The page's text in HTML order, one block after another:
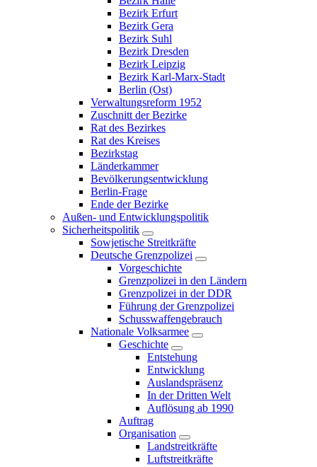
Bezirk Erfurt
Bezirk Gera
Bezirk Suhl
Bezirk Dresden
Bezirk Leipzig
Bezirk Karl-Marx-Stadt
Berlin (Ost)
Verwaltungsreform 1952
Zuschnitt der Bezirke
Rat des Bezirkes
Rat des Kreises
Bezirkstag
Länderkammer
Bevölkerungsentwicklung
Berlin-Frage
Ende der Bezirke
Außen- und Entwicklungspolitik
Sicherheitspolitik
Sowjetische Streitkräfte
Deutsche Grenzpolizei
Vorgeschichte
Grenzpolizei in den Ländern
Grenzpolizei in der DDR
Führung der Grenzpolizei
Schusswaffengebrauch
Nationale Volksarmee
Geschichte
Entstehung
Entwicklung
Auslandspräsenz
In der Dritten Welt
Auflösung ab 1990
Auftrag
Organisation
Landstreitkräfte
Luftstreitkräfte